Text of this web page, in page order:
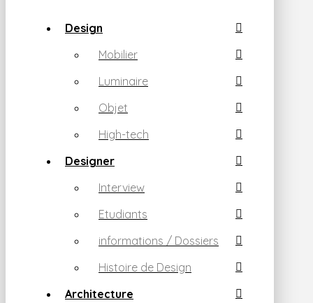
Design
Mobilier
Luminaire
Objet
High-tech
Designer
Interview
Etudiants
informations / Dossiers
Histoire de Design
Architecture